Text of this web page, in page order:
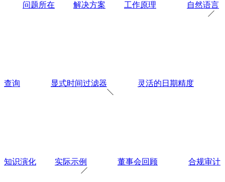
问题所在 解决方案 工作原理 自然语言
查询 显式时间过滤器 灵活的日期精度
知识演化 实际示例 董事会回顾 合规审计